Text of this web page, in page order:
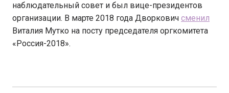
наблюдательный совет и был вице-президентов
организации. В марте 2018 года Дворкович сменил
Виталия Мутко на посту председателя оргкомитета
«Россия-2018».